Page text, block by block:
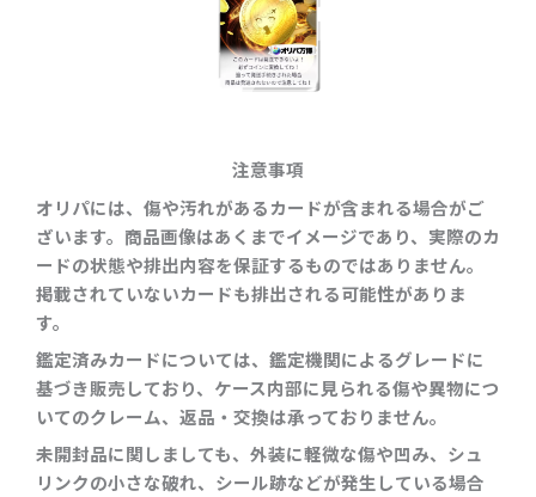
注意事項
オリパには、傷や汚れがあるカードが含まれる場合がご
ざいます。商品画像はあくまでイメージであり、実際のカ
ードの状態や排出内容を保証するものではありません。
掲載されていないカードも排出される可能性がありま
す。
鑑定済みカードについては、鑑定機関によるグレードに
基づき販売しており、ケース内部に見られる傷や異物につ
いてのクレーム、返品・交換は承っておりません。
未開封品に関しましても、外装に軽微な傷や凹み、シュ
リンクの小さな破れ、シール跡などが発生している場合